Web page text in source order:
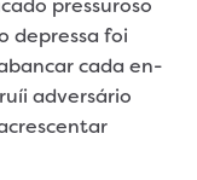
depressa foi
cada en-
adversário